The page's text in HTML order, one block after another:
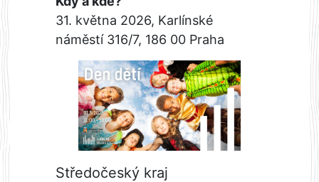
31. května 2026, Karlínské
náměstí 316/7, 186 00 Praha
Středočeský kraj